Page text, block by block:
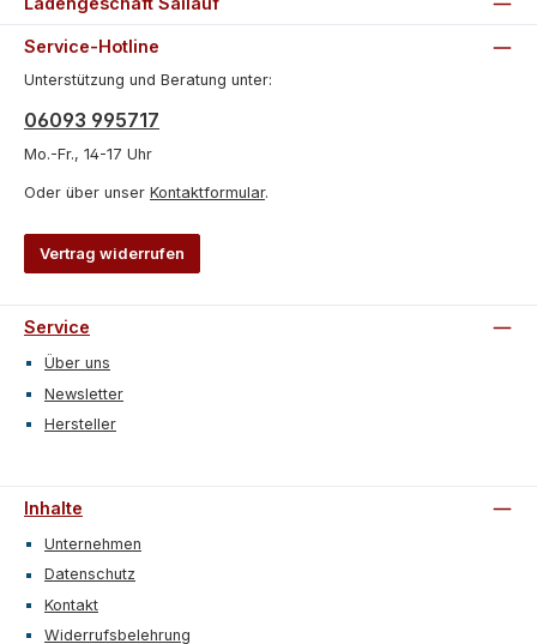
Service-Hotline
Unterstützung und Beratung unter:
06093 995717
Mo.-Fr., 14-17 Uhr
Oder über unser Kontaktformular.
Vertrag widerrufen
Service
Über uns
Newsletter
Hersteller
Inhalte
Unternehmen
Datenschutz
Kontakt
Widerrufsbelehrung